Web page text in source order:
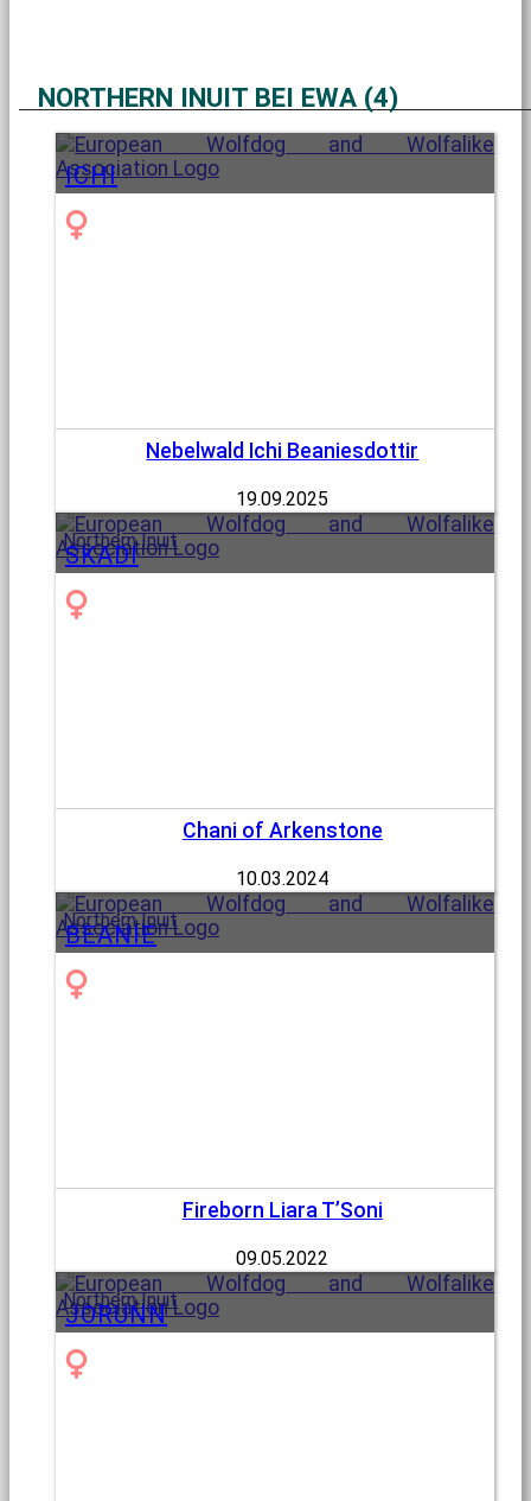
NORTHERN INUIT BEI EWA (4)
ICHI
Nebelwald Ichi Beaniesdottir
19.09.2025
Northern Inuit
SKADI
Chani of Arkenstone
10.03.2024
Northern Inuit
BEANIE
Fireborn Liara T’Soni
09.05.2022
Northern Inuit
JORUNN